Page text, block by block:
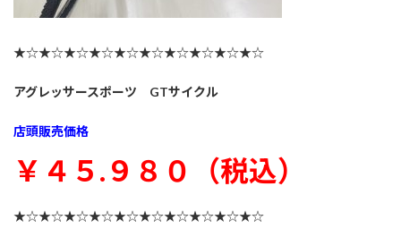
★☆★☆★☆★☆★☆★☆★☆★☆★☆★☆
アグレッサースポーツ GTサイクル
店頭販売価格
￥４５.９８０（税込）
★☆★☆★☆★☆★☆★☆★☆★☆★☆★☆